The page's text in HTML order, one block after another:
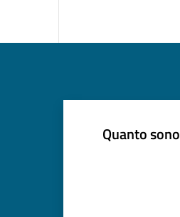
Quanto